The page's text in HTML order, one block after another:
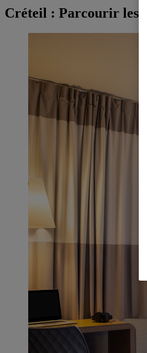
Créteil : Parcourir les